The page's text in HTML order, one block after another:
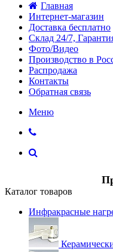
Главная
Интернет-магазин
Доставка бесплатно
Склад 24/7,
Фото/Видео
Производство в
Распродажа
Контакты
Обратная связь
Меню
Каталог товаров
Инфракрасные